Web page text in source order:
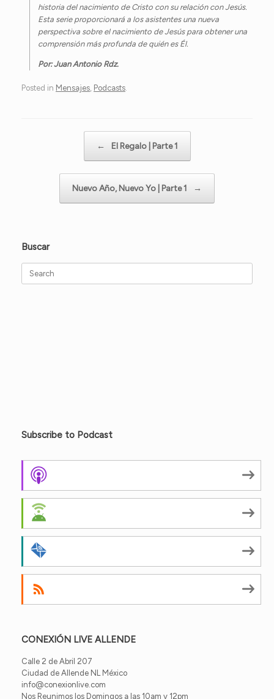
historia del nacimiento de Cristo con su relación con Jesús.
Esta serie proporcionará a los asistentes una nueva
perspectiva sobre el nacimiento de Jesús para obtener una
comprensión más profunda de quién es Él.
Por: Juan Antonio Rdz.
Posted in Mensajes, Podcasts.
← El Regalo | Parte 1
Nuevo Año, Nuevo Yo | Parte 1 →
Buscar
Search
Subscribe to Podcast
CONEXIÓN LIVE ALLENDE
Calle 2 de Abril 207
Ciudad de Allende NL México
info@conexionlive.com
Nos Reunimos los Domingos a las 10am y 12pm